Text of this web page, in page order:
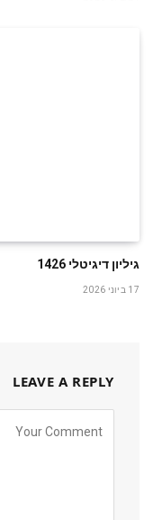
גיליון דיגיטלי 1426
17 ביוני 2026
LEAVE A REPLY